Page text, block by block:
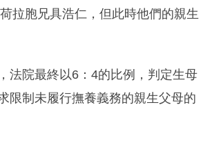
拉胞兄具浩仁，但此時他們的親生
法院最終以6：4的比例，判定生母
限制未履行撫養義務的親生父母的